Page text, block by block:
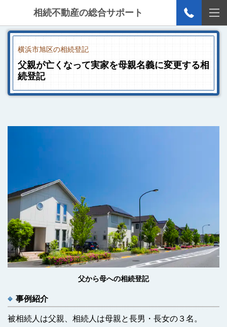
相続不動産の総合サポート
横浜市旭区の相続登記
父親が亡くなって実家を母親名義に変更する相
続登記
父から母への相続登記
事例紹介
被相続人は父親、相続人は母親と長男・長女の３名。